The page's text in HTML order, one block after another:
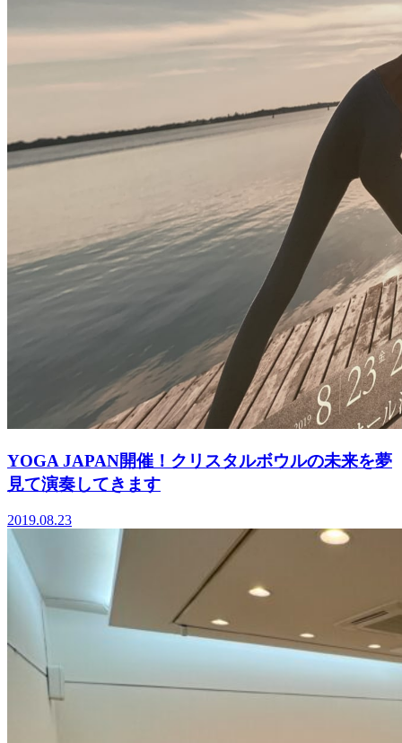
YOGA JAPAN開催！クリスタルボウルの未来を夢
見て演奏してきます
2019.08.23